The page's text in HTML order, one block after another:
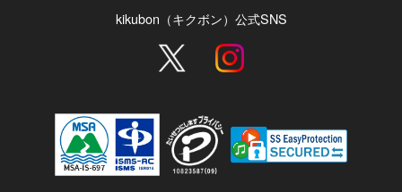
kikubon（キクボン）公式SNS